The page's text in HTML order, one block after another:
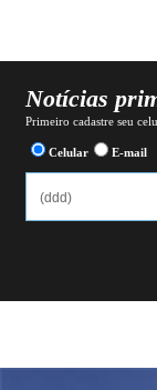
Notícias
Primeiro cadastre seu
Celular E-mail